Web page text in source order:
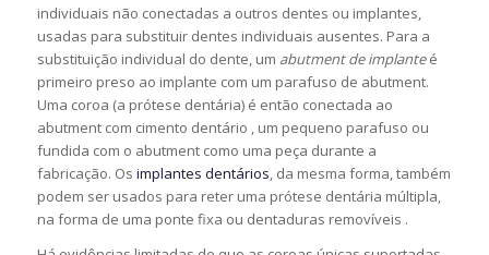
individuais não conectadas a outros dentes ou implantes,
usadas para substituir dentes individuais ausentes. Para a
substituição individual do dente, um abutment de implanteé
primeiro preso ao implante com um parafuso de abutment.
Uma coroa (a prótese dentária) é então conectada ao
abutment com cimento dentário , um pequeno parafuso ou
fundida com o abutment como uma peça durante a
fabricação. Os implantes dentários, da mesma forma, também
podem ser usados ​​para reter uma prótese dentária múltipla,
na forma de uma ponte fixa ou dentaduras removíveis .